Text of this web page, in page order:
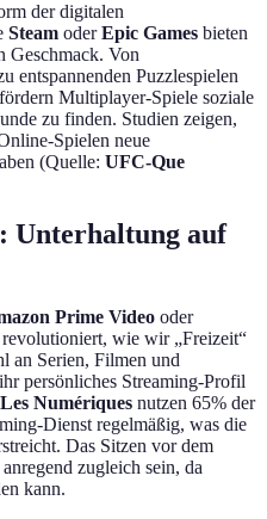
der digitalen
Steam oderEpic Games bieten
Geschmack. Von
entspannenden Puzzlespielen
Multiplayer-Spiele soziale
zu finden. Studien zeigen,
Spielen neue
(Quelle: UFC-Que
Unterhaltung auf
Prime Video oder
wie wir „Freizeit“
an Serien, Filmen und
persönliches Streaming-Profil
Les Numériques nutzen 65% der
Dienst regelmäßig, was die
Das Sitzen vor dem
zugleich sein, da
kann.